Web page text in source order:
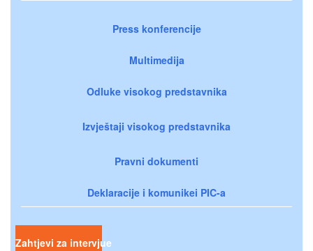
Press konferencije
Multimedija
Odluke visokog predstavnika
Izvještaji visokog predstavnika
Pravni dokumenti
Deklaracije i komunikei PIC-a
Zahtjevi za intervjue